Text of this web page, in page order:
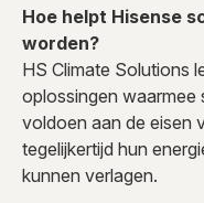
Hoe helpt Hisense
worden?
HS Climate Solutions
oplossingen waarmee
voldoen aan de eisen
tegelijkertijd hun
kunnen verlagen.